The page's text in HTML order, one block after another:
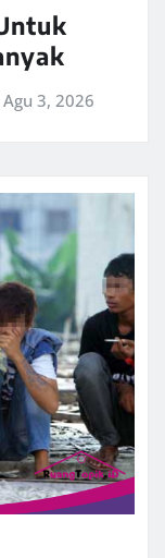
Agu 3, 2026